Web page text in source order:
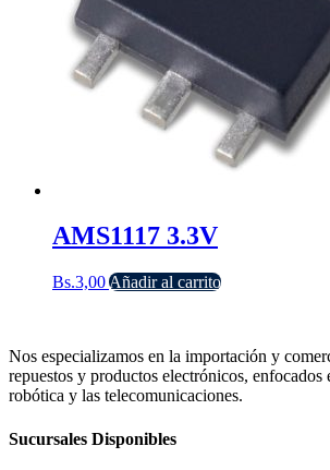
AMS1117 3.3V
Bs.3,00Añadir al carrito
Nos especializamos en la importación y
repuestos y productos electrónicos, enfocados
robótica y las telecomunicaciones.
Sucursales Disponibles